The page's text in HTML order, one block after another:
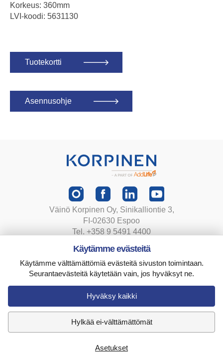
Korkeus: 360mm
LVI-koodi: 5631130
Tuotekortti
Asennusohje
Väinö Korpinen Oy, Sinikalliontie 3,
FI-02630 Espoo
Tel. +358 9 5491 4400
Tietosuojaseloste
Toimitusehdot
Evästeasetukset
Käytämme evästeitä
Käytämme välttämättömiä evästeitä sivuston toimintaan.
Seurantaevästeitä käytetään vain, jos hyväksyt ne.
Hyväksy kaikki
Hylkää ei-välttämättömät
Asetukset